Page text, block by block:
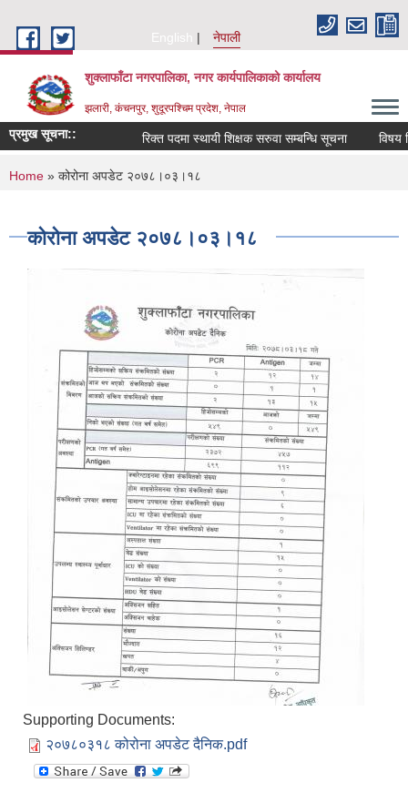
English
नेपाली
शुक्लाफाँटा नगरपालिका, नगर कार्यपालिकाको कार्यालय
झलारी, कंचनपुर, शुदूरपश्चिम प्रदेश, नेपाल
प्रमुख सूचना:: रिक्त पदमा स्थायी शिक्षक सरुवा सम्बन्धि सूचना विषय
You are here
Home » कोरोना अपडेट २०७८।०३।१८
कोरोना अपडेट २०७८।०३।१८
Supporting Documents:
२०७८०३१८ कोरोना अपडेट दैनिक.pdf